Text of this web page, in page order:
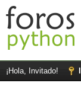
¡Hola, Invitado!